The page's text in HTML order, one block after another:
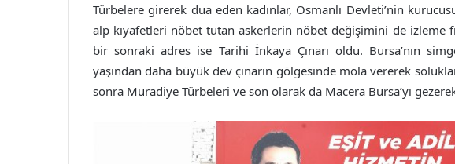
Türbelere girerek dua eden kadınlar, Osmanlı Devleti’nin
alp kıyafetleri nöbet tutan askerlerin nöbet değişimini de izleme
bir sonraki adres ise Tarihi İnkaya Çınarı oldu. Bursa’nın
yaşından daha büyük dev çınarın gölgesinde mola vererek
sonra Muradiye Türbeleri ve son olarak da Macera Bursa’yı